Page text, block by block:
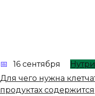
16 сентября
Для чего нужна
продуктах содержится